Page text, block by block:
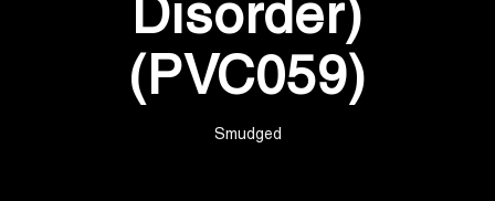
Disorder)
(PVC059)
Smudged